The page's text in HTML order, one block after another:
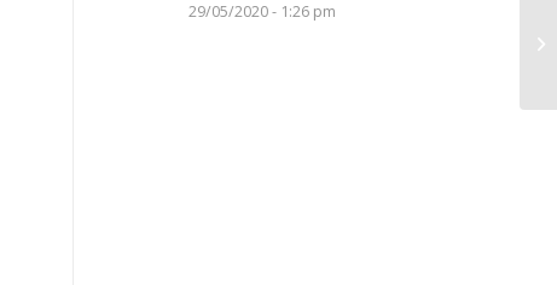
29/05/2020 - 1:26 pm